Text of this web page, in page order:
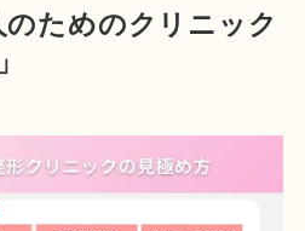
ためのクリニック